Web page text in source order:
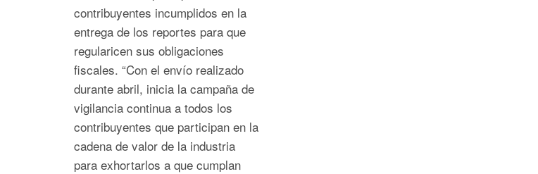
contribuyentes incumplidos en la
entrega de los reportes para que
regularicen sus obligaciones
fiscales. “Con el envío realizado
durante abril, inicia la campaña de
vigilancia continua a todos los
contribuyentes que participan en la
cadena de valor de la industria
para exhortarlos a que cumplan